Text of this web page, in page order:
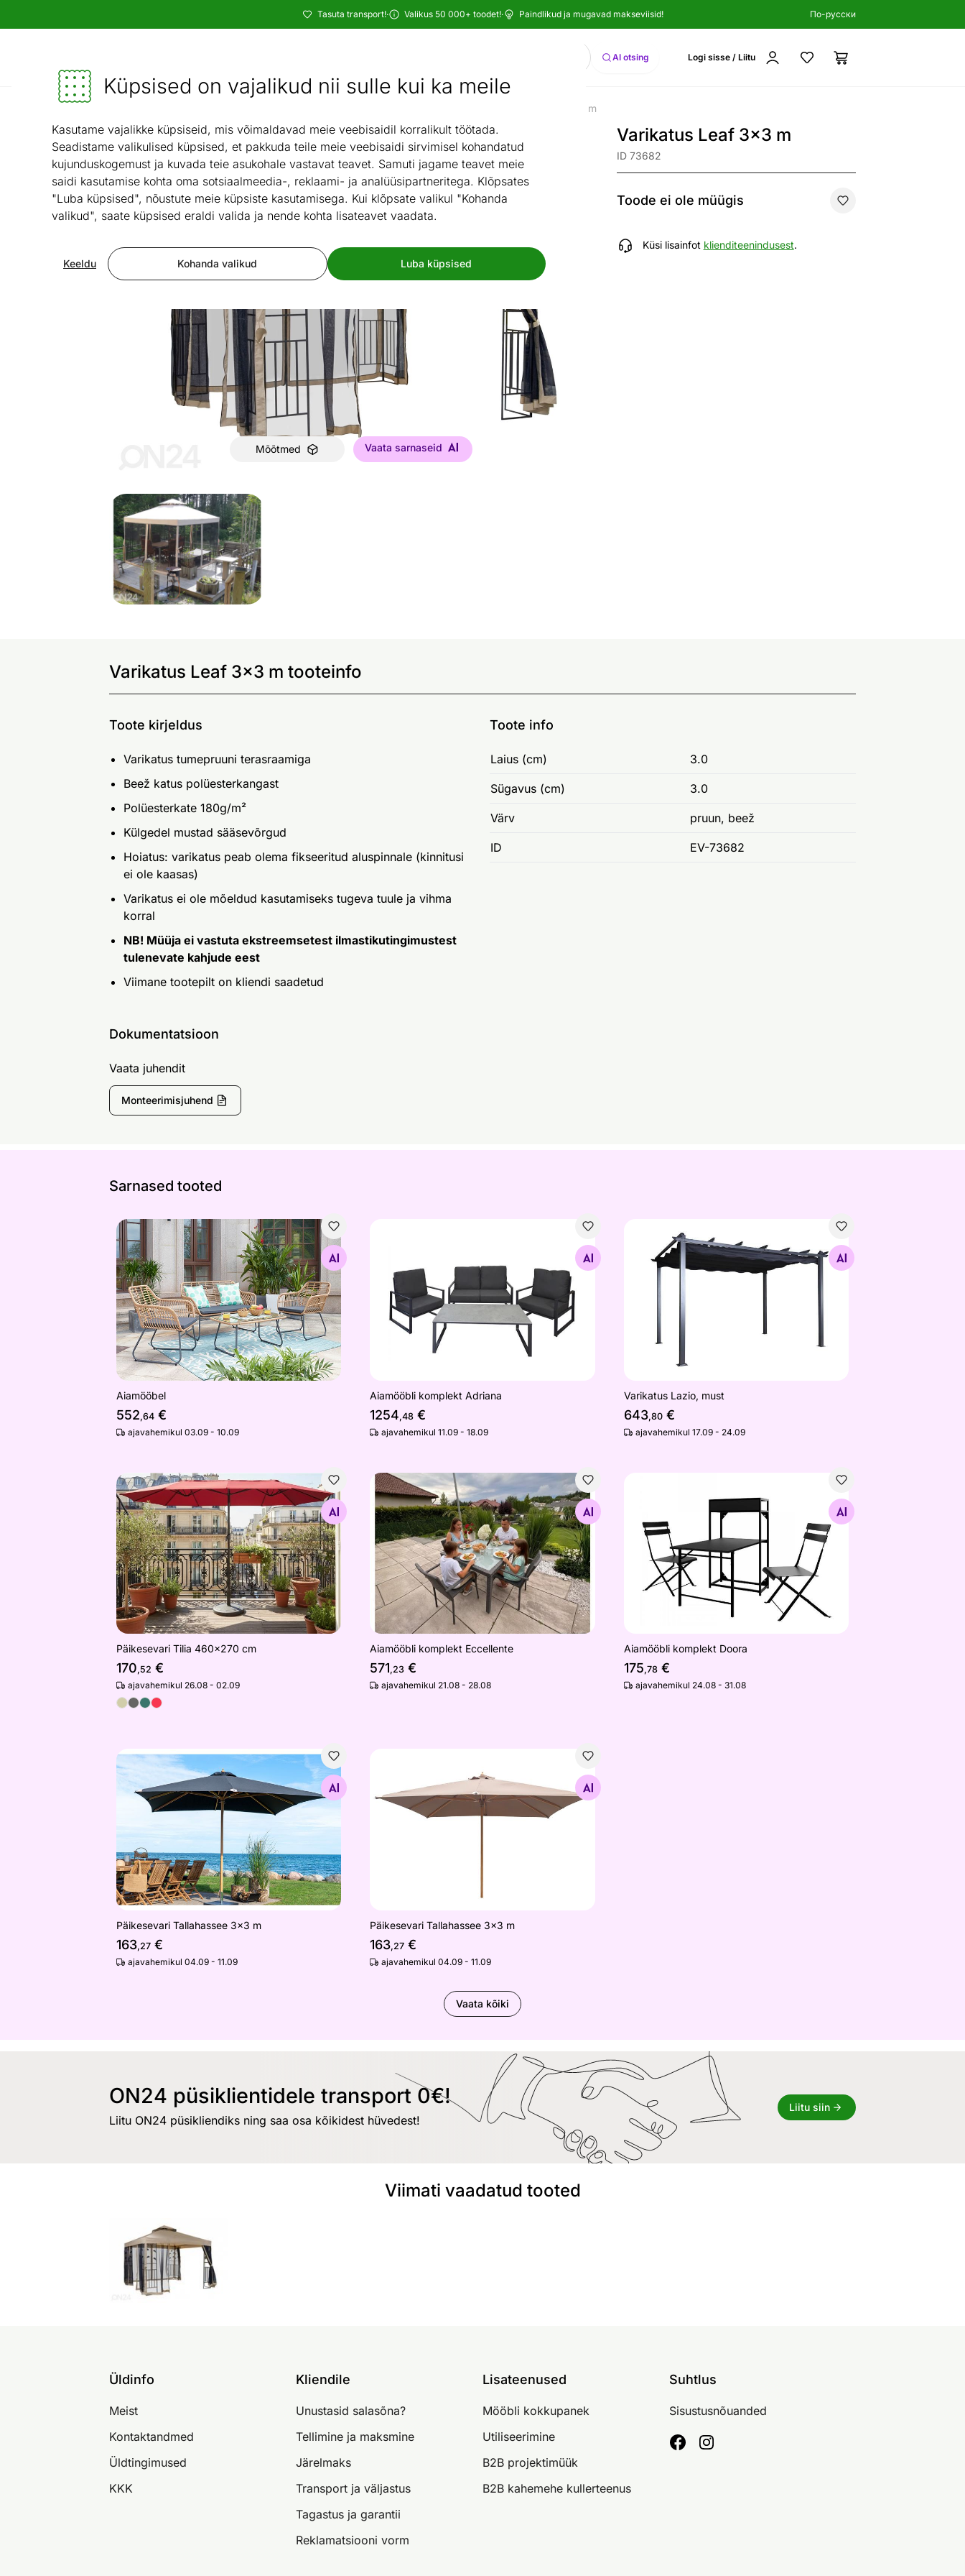
Küpsised on vajalikud nii sulle kui ka meile
Kasutame vajalikke küpsiseid, mis võimaldavad meie veebisaidil korralikult töötada.
Seadistame valikulised küpsised, et pakkuda teile meie veebisaidi sirvimisel kohandatud
kujunduskogemust ja kuvada teie asukohale vastavat teavet. Samuti jagame teavet meie
saidi kasutamise kohta oma sotsiaalmeedia-, reklaami- ja analüüsipartneritega. Klõpsates
"Luba küpsised", nõustute meie küpsiste kasutamisega. Kui klõpsate valikul "Kohanda
valikud", saate küpsised eraldi valida ja nende kohta lisateavet vaadata.
Kohanda valikud Luba küpsised
Keeldu
Tasuta transport!· Valikus 50 000+ toodet!· Paindlikud ja mugavad makseviisid! По-русски
Mööbel ja sisustus - ON24
Otsi AI otsing Logi sisse / Liitu
Varikatus Leaf 3x3 m
Mõõtmed Vaata sarnaseid
Varikatus Leaf 3x3 m
ID 73682
Toode ei ole müügis
Küsi lisainfot klienditeenindusest.
Varikatus Leaf 3x3 m tooteinfo
Toote kirjeldus
Varikatus tumepruuni terasraamiga
Beež katus polüesterkangast
Polüesterkate 180g/m²
Külgedel mustad sääsevõrgud
Hoiatus: varikatus peab olema fikseeritud aluspinnale (kinnitusi
ei ole kaasas)
Varikatus ei ole mõeldud kasutamiseks tugeva tuule ja vihma
korral
NB! Müüja ei vastuta ekstreemsetest ilmastikutingimustest
tulenevate kahjude eest
Viimane tootepilt on kliendi saadetud
Toote info
Laius (cm) 3.0
Sügavus (cm) 3.0
Värv pruun, beež
ID EV-73682
Dokumentatsioon
Vaata juhendit
Monteerimisjuhend
Sarnased tooted
Aiamööbel
Otsi sarnaseid
Aiamööbel
552,64 €
ajavahemikul 03.09 - 10.09
Aiamööbli komplekt Adriana
1254,48 €
ajavahemikul 11.09 - 18.09
Varikatus Lazio, must
Otsi sarnaseid
Varikatus Lazio, must
643,80€
ajavahemikul 17.09 - 24.09
Päikesevari Tilia 460x270 cm
Otsi sarnaseid
Päikesevari Tilia 460x270 cm
170,52 €
ajavahemikul 26.08 - 02.09
Aiamööbli komplekt Eccellente
Otsi sarnaseid
Aiamööbli komplekt Eccellente
571,23 €
ajavahemikul 21.08 - 28.08
Aiamööbli komplekt Doora
175,78€
ajavahemikul 24.08 - 31.08
Päikesevari Tallahassee 3x3 m
Otsi sarnaseid
Päikesevari Tallahassee 3x3 m
163,27 €
ajavahemikul 04.09 - 11.09
Otsi sarnaseid
Päikesevari Tallahassee 3x3 m
163,27 €
ajavahemikul 04.09 - 11.09
Vaata kõiki
ON24 püsiklientidele transport 0€!
Liitu ON24 püsikliendiks ning saa osa kõikidest hüvedest!
Liitu siin
Viimati vaadatud tooted
Üldinfo
Meist
Kontaktandmed
Üldtingimused
KKK
Kliendile
Unustasid salasõna?
Tellimine ja maksmine
Järelmaks
Transport ja väljastus
Tagastus ja garantii
Reklamatsiooni vorm
Lisateenused
Mööbli kokkupanek
Utiliseerimine
B2B projektimüük
B2B kahemehe kullerteenus
Suhtlus
Sisustusnõuanded